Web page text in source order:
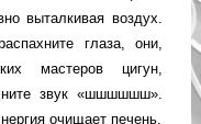
выталкивая воздух.
глаза, они,
мастеров цигун,
звук «шшшшшш».
очищает печень.